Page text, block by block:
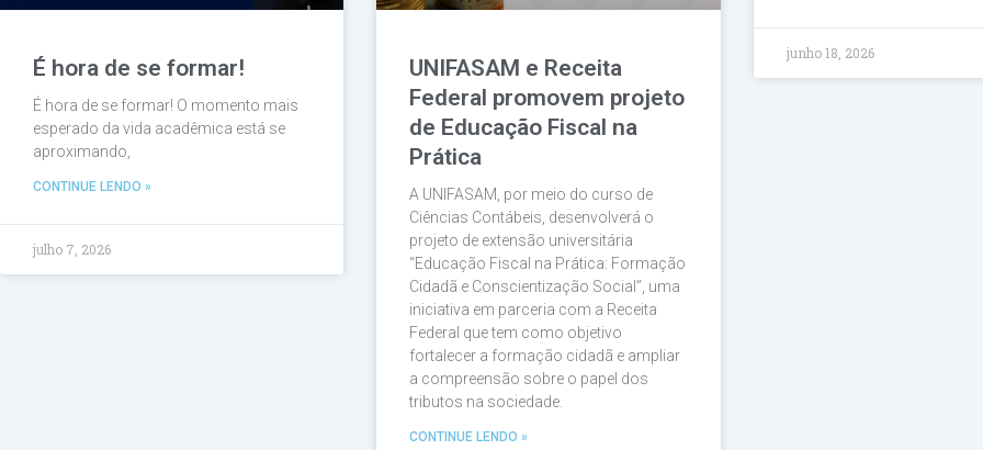
É hora de se formar!
É hora de se formar! O momento mais
esperado da vida acadêmica está se
aproximando,
CONTINUE LENDO »
julho 7, 2026
UNIFASAM e Receita
Federal promovem projeto
de Educação Fiscal na
Prática
A UNIFASAM, por meio do curso de
Ciências Contábeis, desenvolverá o
projeto de extensão universitária
“Educação Fiscal na Prática: Formação
Cidadã e Conscientização Social”, uma
iniciativa em parceria com a Receita
Federal que tem como objetivo
fortalecer a formação cidadã e ampliar
a compreensão sobre o papel dos
tributos na sociedade.
CONTINUE LENDO »
junho 18, 2026